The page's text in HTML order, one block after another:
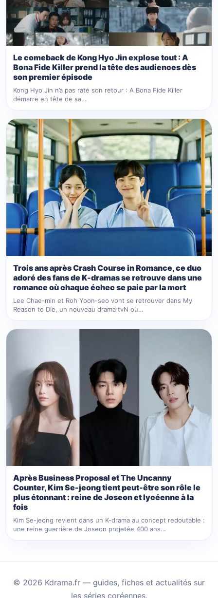
Le comeback de Kong Hyo Jin explose tout : A
Bona Fide Killer prend la tête des audiences dès
son premier épisode
Kong Hyo Jin n’a pas raté son retour : A Bona Fide Killer
démarre en tête de sa…
Trois ans après Crash Course in Romance, ce duo
adoré des fans de K-dramas se retrouve dans une
romance où chaque échec se paie par la mort
Lee Chae-min et Roh Yoon-seo vont se retrouver dans My
Reason to Die, un nouveau drama tvN où…
Après Business Proposal et The Uncanny
Counter, Kim Se-jeong tient peut-être son rôle le
plus étonnant : reine de Joseon et lycéenne à la
fois
Kim Se-jeong revient dans un K-drama au concept redoutable :
une reine guerrière de Joseon projetée 400 ans…
© 2026 Kdrama.fr — guides, fiches et actualités sur
les séries coréennes.